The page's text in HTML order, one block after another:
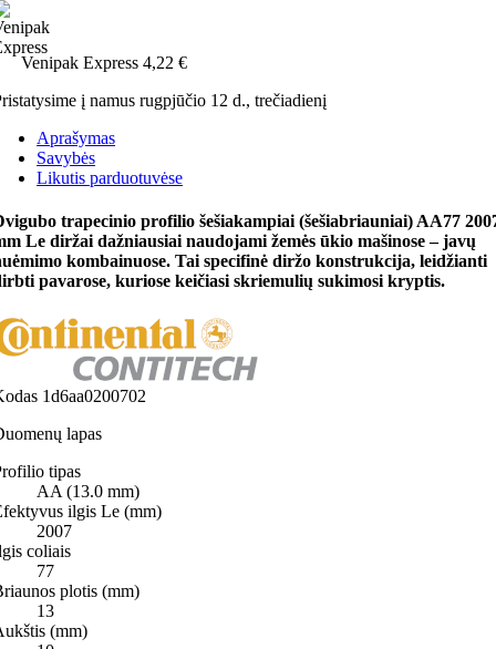
Venipak Express 4,22 €
į namus rugpjūčio 12 d., trečiadienį
Aprašymas
Savybės
Likutis parduotuvėse
trapecinio profilio šešiakampiai (šešiabriauniai) AA77
Le diržai dažniausiai naudojami žemės ūkio mašinose – javų
kombainuose. Tai specifinė diržo konstrukcija, leidžianti
pavarose, kuriose keičiasi skriemulių sukimosi kryptis.
1d6aa0200702
lapas
tipas
AA (13.0 mm)
ilgis Le (mm)
2007
coliais
77
plotis (mm)
13
(mm)